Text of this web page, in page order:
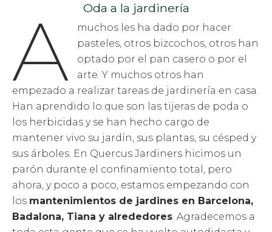
Oda a la jardinería
A
muchos les ha dado por hacer
pasteles, otros bizcochos, otros han
optado por el pan casero o por el
arte. Y muchos otros han
empezado a realizar tareas de jardinería en casa.
Han aprendido lo que son las tijeras de poda o
los herbicidas y se han hecho cargo de
mantener vivo su jardín, sus plantas, su césped y
sus árboles. En Quercus Jardiners hicimos un
parón durante el confinamiento total, pero
ahora, y poco a poco, estamos empezando con
los mantenimientos de jardines en Barcelona,
Badalona, Tiana y alrededores. Agradecemos a